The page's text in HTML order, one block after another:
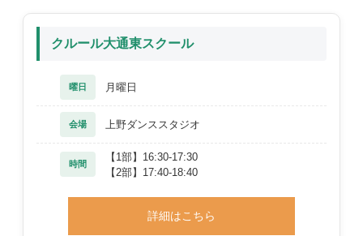
クルール大通東スクール
曜日 月曜日
会場 上野ダンススタジオ
時間
【1部】16:30-17:30
【2部】17:40-18:40
詳細はこちら